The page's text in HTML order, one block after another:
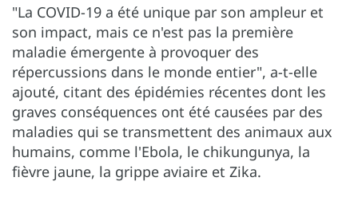
"La COVID-19 a été unique par son ampleur et
son impact, mais ce n'est pas la première
maladie émergente à provoquer des
répercussions dans le monde entier", a-t-elle
ajouté, citant des épidémies récentes dont les
graves conséquences ont été causées par des
maladies qui se transmettent des animaux aux
humains, comme l'Ebola, le chikungunya, la
fièvre jaune, la grippe aviaire et Zika.